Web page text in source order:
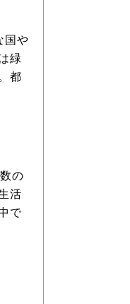
国や
緑
都
の
活
で